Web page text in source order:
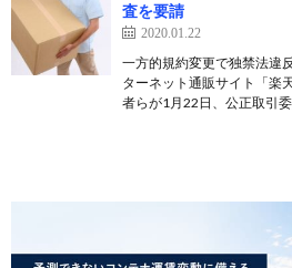
査を要請
2020.01.22
一方的規約変更で独禁法違
ターネット通販サイト「楽
者らが1月22日、公正取引